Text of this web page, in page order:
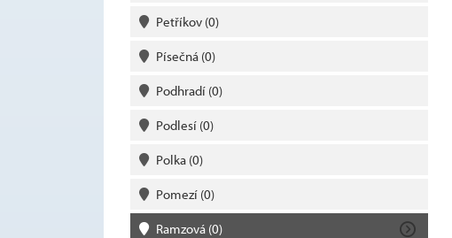
Petříkov (0)
Písečná (0)
Podhradí (0)
Podlesí (0)
Polka (0)
Pomezí (0)
Ramzová (0)